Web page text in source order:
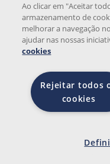
© 2026 Copyright
Ao clicar em "Aceitar
armazenamento de
melhorar a navegação
ajudar nas nossas
cookies
Rejeitar todos
cookies